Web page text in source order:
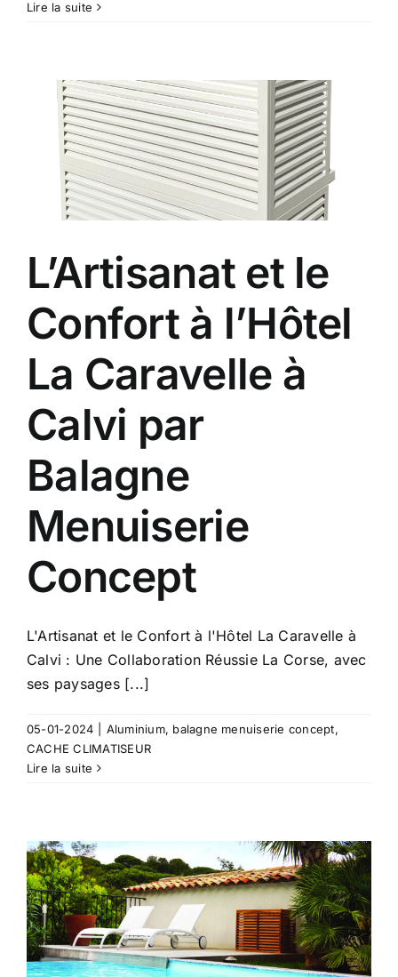
Lire la suite
L’Artisanat et le
Confort à l’Hôtel
La Caravelle à
Calvi par
Balagne
Menuiserie
Concept
L'Artisanat et le Confort à l'Hôtel La Caravelle à
Calvi : Une Collaboration Réussie La Corse, avec
ses paysages [...]
05-01-2024 Aluminium, balagne menuiserie concept,
CACHE CLIMATISEUR
Lire la suite